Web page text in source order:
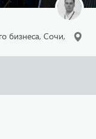
бизнеса, Сочи,